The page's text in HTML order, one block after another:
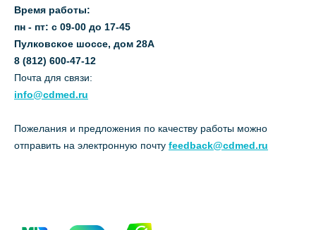
Время работы:
пн - пт: с 09-00 до 17-45
Пулковское шоссе, дом 28А
8 (812) 600-47-12
Почта для связи:
info@cdmed.ru
Пожелания и предложения по качеству работы можно
отправить на электронную почту feedback@cdmed.ru